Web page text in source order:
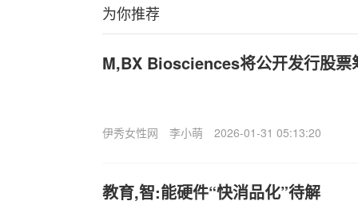
为你推荐
M,BX Biosciences将公开发行股票
伊秀女性网 李小萌 2026-01-31 05:13:20
教育,智:能硬件“快消品化”待解